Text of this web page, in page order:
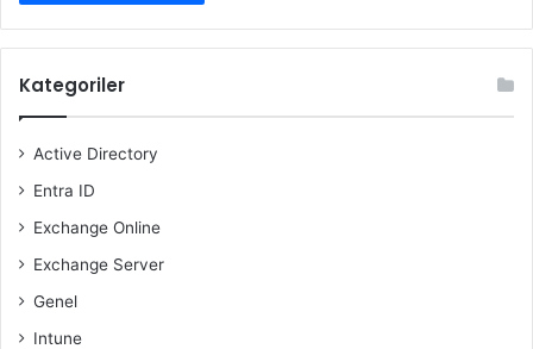
Kategoriler
Active Directory
Entra ID
Exchange Online
Exchange Server
Genel
Intune